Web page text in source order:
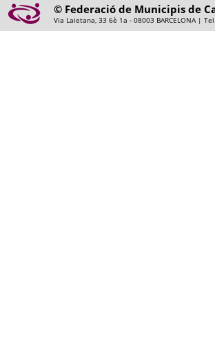
© Federació de Municipis de
Via Laietana, 33 6è 1a - 08003 BARCELONA |